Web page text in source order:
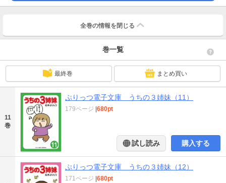
全巻の情報を 閉じる
巻一覧
最終巻 まとめ買い
11
巻
ぷりっつ電子文庫 うちの３姉妹（11）
179ページ 680pt
試し読み 購入する
ぷりっつ電子文庫 うちの３姉妹（12）
171ページ 680pt